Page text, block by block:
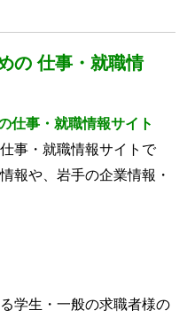
の 仕事・就職情
仕事・就職情報サイト
事・就職情報サイトで
報や、岩手の企業情報・
学生・一般の求職者様の